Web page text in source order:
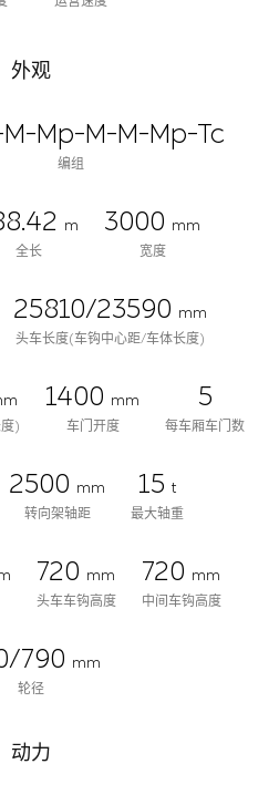
外观
Mp-M-M-Mp-Tc
编组
m
全长
3000 mm
宽度
25810/23590 mm
头车长度(车钩中心距/车体长度)
)
1400 mm
车门开度
5
每车厢车门数
2500 mm
转向架轴距
15 t
最大轴重
720 mm
头车车钩高度
720 mm
中间车钩高度
790 mm
轮径
动力